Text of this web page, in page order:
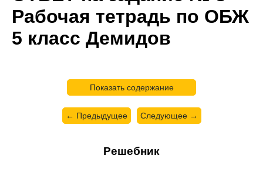
Рабочая тетрадь по ОБЖ
5 класс Демидов
Показать содержание
← Предыдущее Следующее →
Решебник